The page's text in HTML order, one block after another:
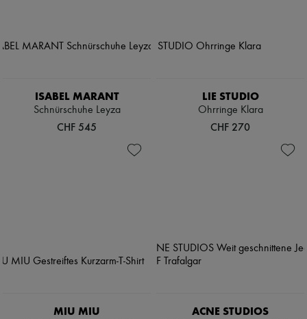
ISABEL MARANT
Schnürschuhe Leyza
CHF 545
LIE STUDIO
Ohrringe Klara
CHF 270
MIU MIU ACNE STUDIOS